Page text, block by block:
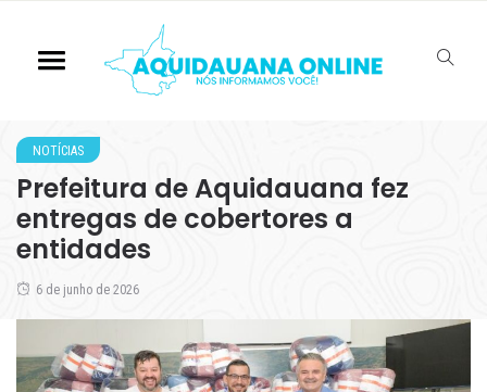
NOTÍCIAS
Prefeitura de Aquidauana fez
entregas de cobertores a
entidades
6 de junho de 2026